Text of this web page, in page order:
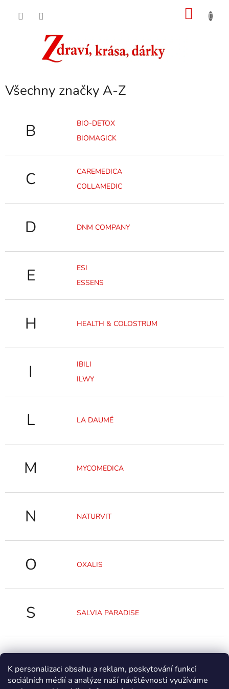
K personalizaci obsahu a reklam, poskytování funkcí
sociálních médií a analýze naší návštěvnosti využíváme
Všechny značky A-Z
B
BIO-DETOX
BIOMAGICK
C
CAREMEDICA
COLLAMEDIC
D DNM COMPANY
E
ESI
ESSENS
H HEALTH & COLOSTRUM
I
IBILI
ILWY
L LA DAUMÉ
M MYCOMEDICA
N NATURVIT
O OXALIS
S SALVIA PARADISE